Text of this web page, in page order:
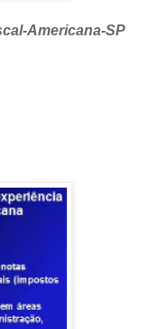
Americana-SP